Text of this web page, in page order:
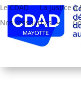
Le CDAD La justice à
Nos ressources